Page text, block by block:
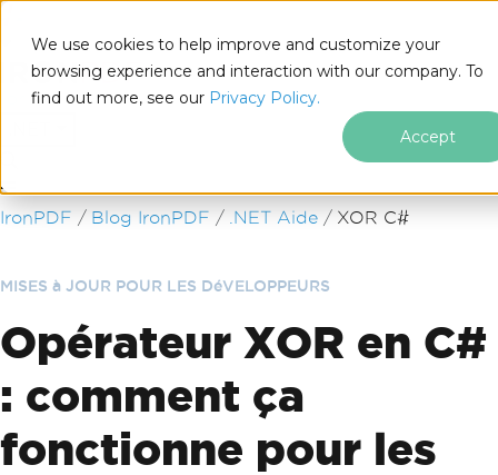
We use cookies to help improve and customize your
browsing experience and interaction with our company. To
find out more, see our Privacy Policy.
Accept
Passer au contenu du pied de page
IronPDF Blog IronPDF .NET Aide XOR C#
MISES à JOUR POUR LES DéVELOPPEURS
Opérateur XOR en C#
: comment ça
fonctionne pour les